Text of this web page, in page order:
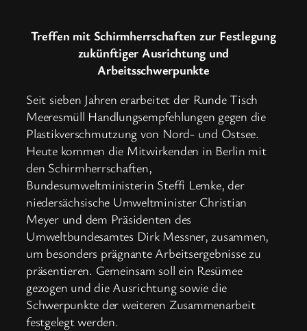
Treffen mit Schirmherrschaften zur Festlegung
zukünftiger Ausrichtung und
Arbeitsschwerpunkte
Seit sieben Jahren erarbeitet der Runde Tisch
Meeresmüll Handlungsempfehlungen gegen die
Plastikverschmutzung von Nord- und Ostsee.
Heute kommen die Mitwirkenden in Berlin mit
den Schirmherrschaften,
Bundesumweltministerin Steffi Lemke, der
niedersächsische Umweltminister Christian
Meyer und dem Präsidenten des
Umweltbundesamtes Dirk Messner, zusammen,
um besonders prägnante Arbeitsergebnisse zu
präsentieren. Gemeinsam soll ein Resümee
gezogen und die Ausrichtung sowie die
Schwerpunkte der weiteren Zusammenarbeit
festgelegt werden.